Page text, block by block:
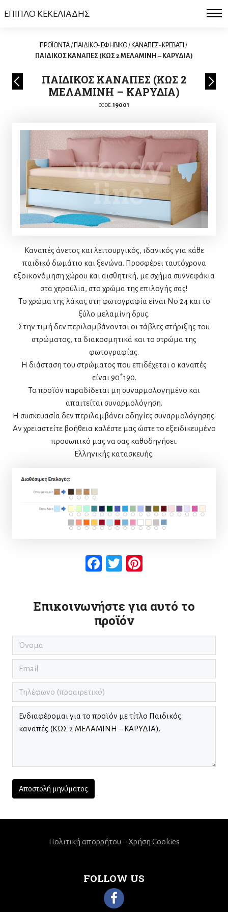
ΕΠΙΠΛΟ ΚΕΚΕΛΙΑΔΗΣ
ΠΡΟΪΟΝΤΑ / ΠΑΙΔΙΚΟ-ΕΦΗΒΙΚΟ / ΚΑΝΑΠΕΣ-ΚΡΕΒΑΤΙ /
ΠΑΙΔΙΚΟΣ ΚΑΝΑΠΕΣ (ΚΩΣ 2 ΜΕΛΑΜΙΝΗ – ΚΑΡΥΔΙΑ)
ΠΑΙΔΙΚΟΣ ΚΑΝΑΠΕΣ (ΚΩΣ 2
ΜΕΛΑΜΙΝΗ – ΚΑΡΥΔΙΑ)
CODE:19001
Καναπές άνετος και λειτουργικός, ιδανικός για κάθε
παιδικό δωμάτιο και ξενώνα. Προσφέρει ταυτόχρονα
εξοικονόμηση χώρου και αισθητική, με σχήμα συννεφάκια
στα χερούλια, στο χρώμα της επιλογής σας!
Το χρώμα της λάκας στη φωτογραφία είναι Νο 24 και το
ξύλο μελαμίνη δρυς.
Στην τιμή δεν περιλαμβάνονται οι τάβλες στήριξης του
στρώματος, τα διακοσμητικά και το στρώμα της
φωτογραφίας.
Η διάσταση του στρώματος που επιδέχεται ο καναπές
είναι 90*190.
Το προϊόν παραδίδεται μη συναρμολογημένο και
απαιτείται συναρμολόγηση.
Η συσκευασία δεν περιλαμβάνει οδηγίες συναρμολόγησης.
Αν χρειαστείτε βοήθεια καλέστε μας ώστε το εξειδικευμένο
προσωπικό μας να σας καθοδηγήσει.
Ελληνικής κατασκευής.
Facebook
Twitter
Επικοινωνήστε για αυτό το
προϊόν
FOLLOW US
Πολιτική απορρήτου – Χρήση Cookies